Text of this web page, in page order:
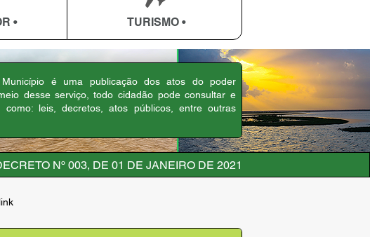
• TURISMO •
é uma publicação dos atos do poder
desse serviço, todo cidadão pode consultar e
como: leis, decretos, atos públicos, entre outras
Nº 003, DE 01 DE JANEIRO DE 2021